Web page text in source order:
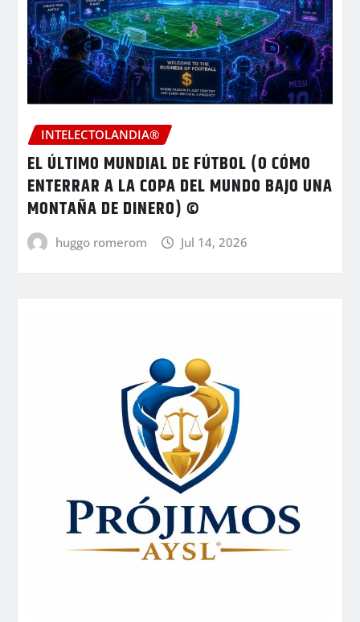
INTELECTOLANDIA®
EL ÚLTIMO MUNDIAL DE FÚTBOL (O CÓMO
ENTERRAR A LA COPA DEL MUNDO BAJO UNA
MONTAÑA DE DINERO) ©
huggo romerom Jul 14, 2026